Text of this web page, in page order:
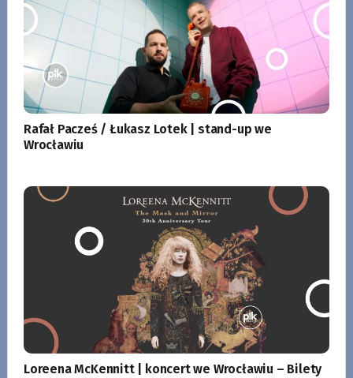
Rafał Pacześ / Łukasz Lotek | stand-up we
Wrocławiu
Loreena McKennitt | koncert we Wrocławiu – Bilety